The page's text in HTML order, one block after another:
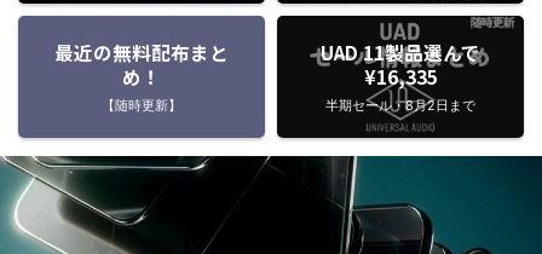
最近の無料配布まと
め！
【随時更新】
UAD 11製品選んで
¥16,335
半期セール・8月2日まで